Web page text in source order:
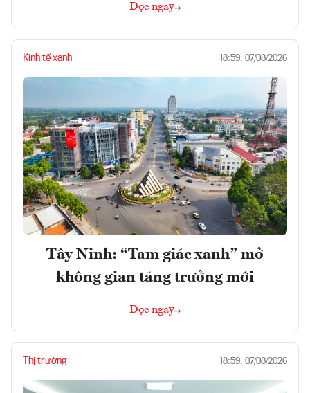
Đọc ngay
Kinh tế xanh 18:59, 07/08/2026
Tây Ninh: “Tam giác xanh” mở
không gian tăng trưởng mới
Đọc ngay
Thị trường 18:59, 07/08/2026